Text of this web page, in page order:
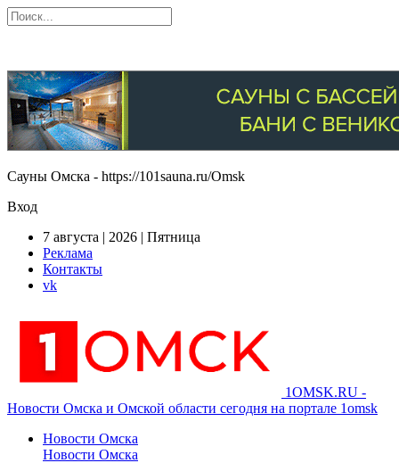
Сауны Омска - https://101sauna.ru/Omsk
Вход
7 августа | 2026 | Пятница
Реклама
Контакты
vk
1OMSK.RU -
Новости Омска и Омской области сегодня на портале 1omsk
Новости Омска
Новости Омска